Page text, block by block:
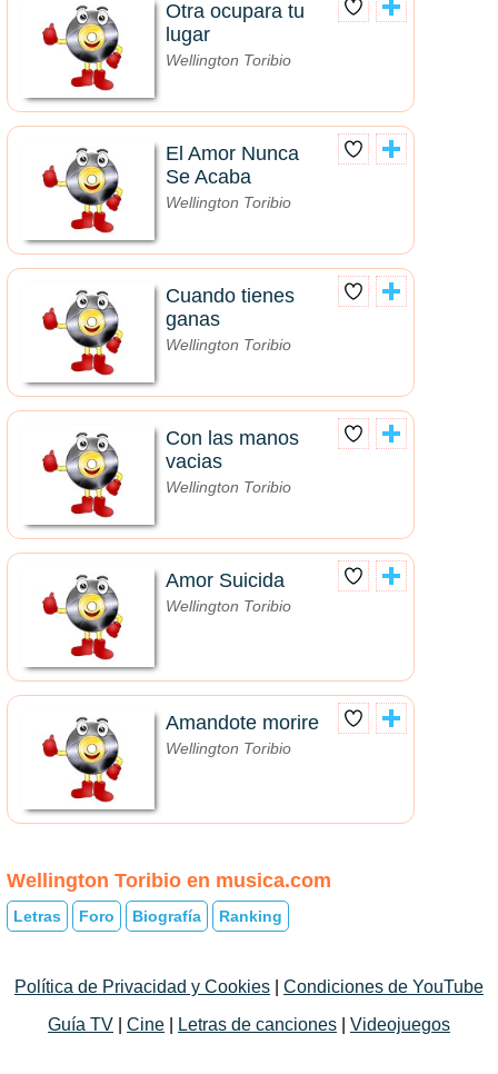
Otra ocupara tu
lugar
Wellington Toribio
El Amor Nunca
Se Acaba
Wellington Toribio
Cuando tienes
ganas
Wellington Toribio
Con las manos
vacias
Wellington Toribio
Amor Suicida
Wellington Toribio
Amandote morire
Wellington Toribio
Wellington Toribio en musica.com
Letras Foro Biografía Ranking
Política de Privacidad y Cookies
Condiciones de YouTube
Guía TV
Cine Letras de canciones Videojuegos